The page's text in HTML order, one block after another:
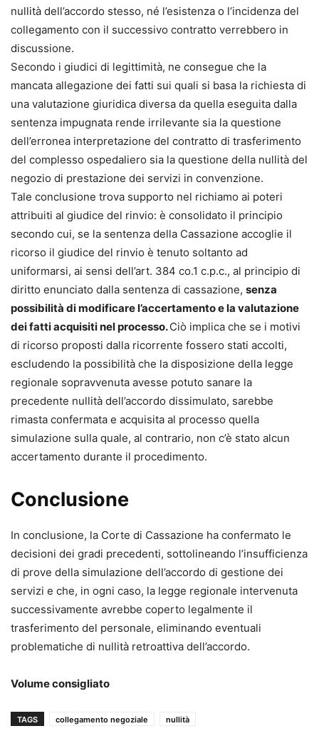
nullità dell’accordo stesso, né l’esistenza o l’incidenza del
collegamento con il successivo contratto verrebbero in
discussione.
Secondo i giudici di legittimità, ne consegue che la
mancata allegazione dei fatti sui quali si basa la richiesta di
una valutazione giuridica diversa da quella eseguita dalla
sentenza impugnata rende irrilevante sia la questione
dell’erronea interpretazione del contratto di trasferimento
del complesso ospedaliero sia la questione della nullità del
negozio di prestazione dei servizi in convenzione.
Tale conclusione trova supporto nel richiamo ai poteri
attribuiti al giudice del rinvio: è consolidato il principio
secondo cui, se la sentenza della Cassazione accoglie il
ricorso il giudice del rinvio è tenuto soltanto ad
uniformarsi, ai sensi dell’art. 384 co.1 c.p.c., al principio di
diritto enunciato dalla sentenza di cassazione, senza
possibilità di modificare l’accertamento e la valutazione
dei fatti acquisiti nel processo.Ciò implica che se i motivi
di ricorso proposti dalla ricorrente fossero stati accolti,
escludendo la possibilità che la disposizione della legge
regionale sopravvenuta avesse potuto sanare la
precedente nullità dell’accordo dissimulato, sarebbe
rimasta confermata e acquisita al processo quella
simulazione sulla quale, al contrario, non c’è stato alcun
accertamento durante il procedimento.
Conclusione
In conclusione, la Corte di Cassazione ha confermato le
decisioni dei gradi precedenti, sottolineando l’insufficienza
di prove della simulazione dell’accordo di gestione dei
servizi e che, in ogni caso, la legge regionale intervenuta
successivamente avrebbe coperto legalmente il
trasferimento del personale, eliminando eventuali
problematiche di nullità retroattiva dell’accordo.
Volume consigliato
TAGS collegamento negoziale nullità